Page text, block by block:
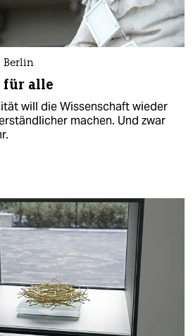
Berlin
für alle
will die Wissenschaft wieder
machen. Und zwar